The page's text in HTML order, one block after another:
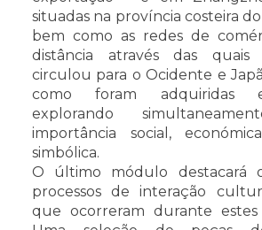
situadas na província costeira
bem como as redes de
distância através das quais
circulou para o Ocidente e
como foram adquiridas
explorando
importância social,
simbólica.
O último módulo destacará
processos de interação
que ocorreram durante estes